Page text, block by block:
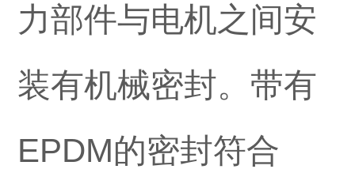
力部件与电机之间安
装有机械密封。带有
EPDM的密封符合